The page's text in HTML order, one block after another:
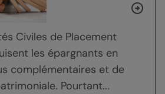
Civiles de Placement
les épargnants en
complémentaires et de
Pourtant...